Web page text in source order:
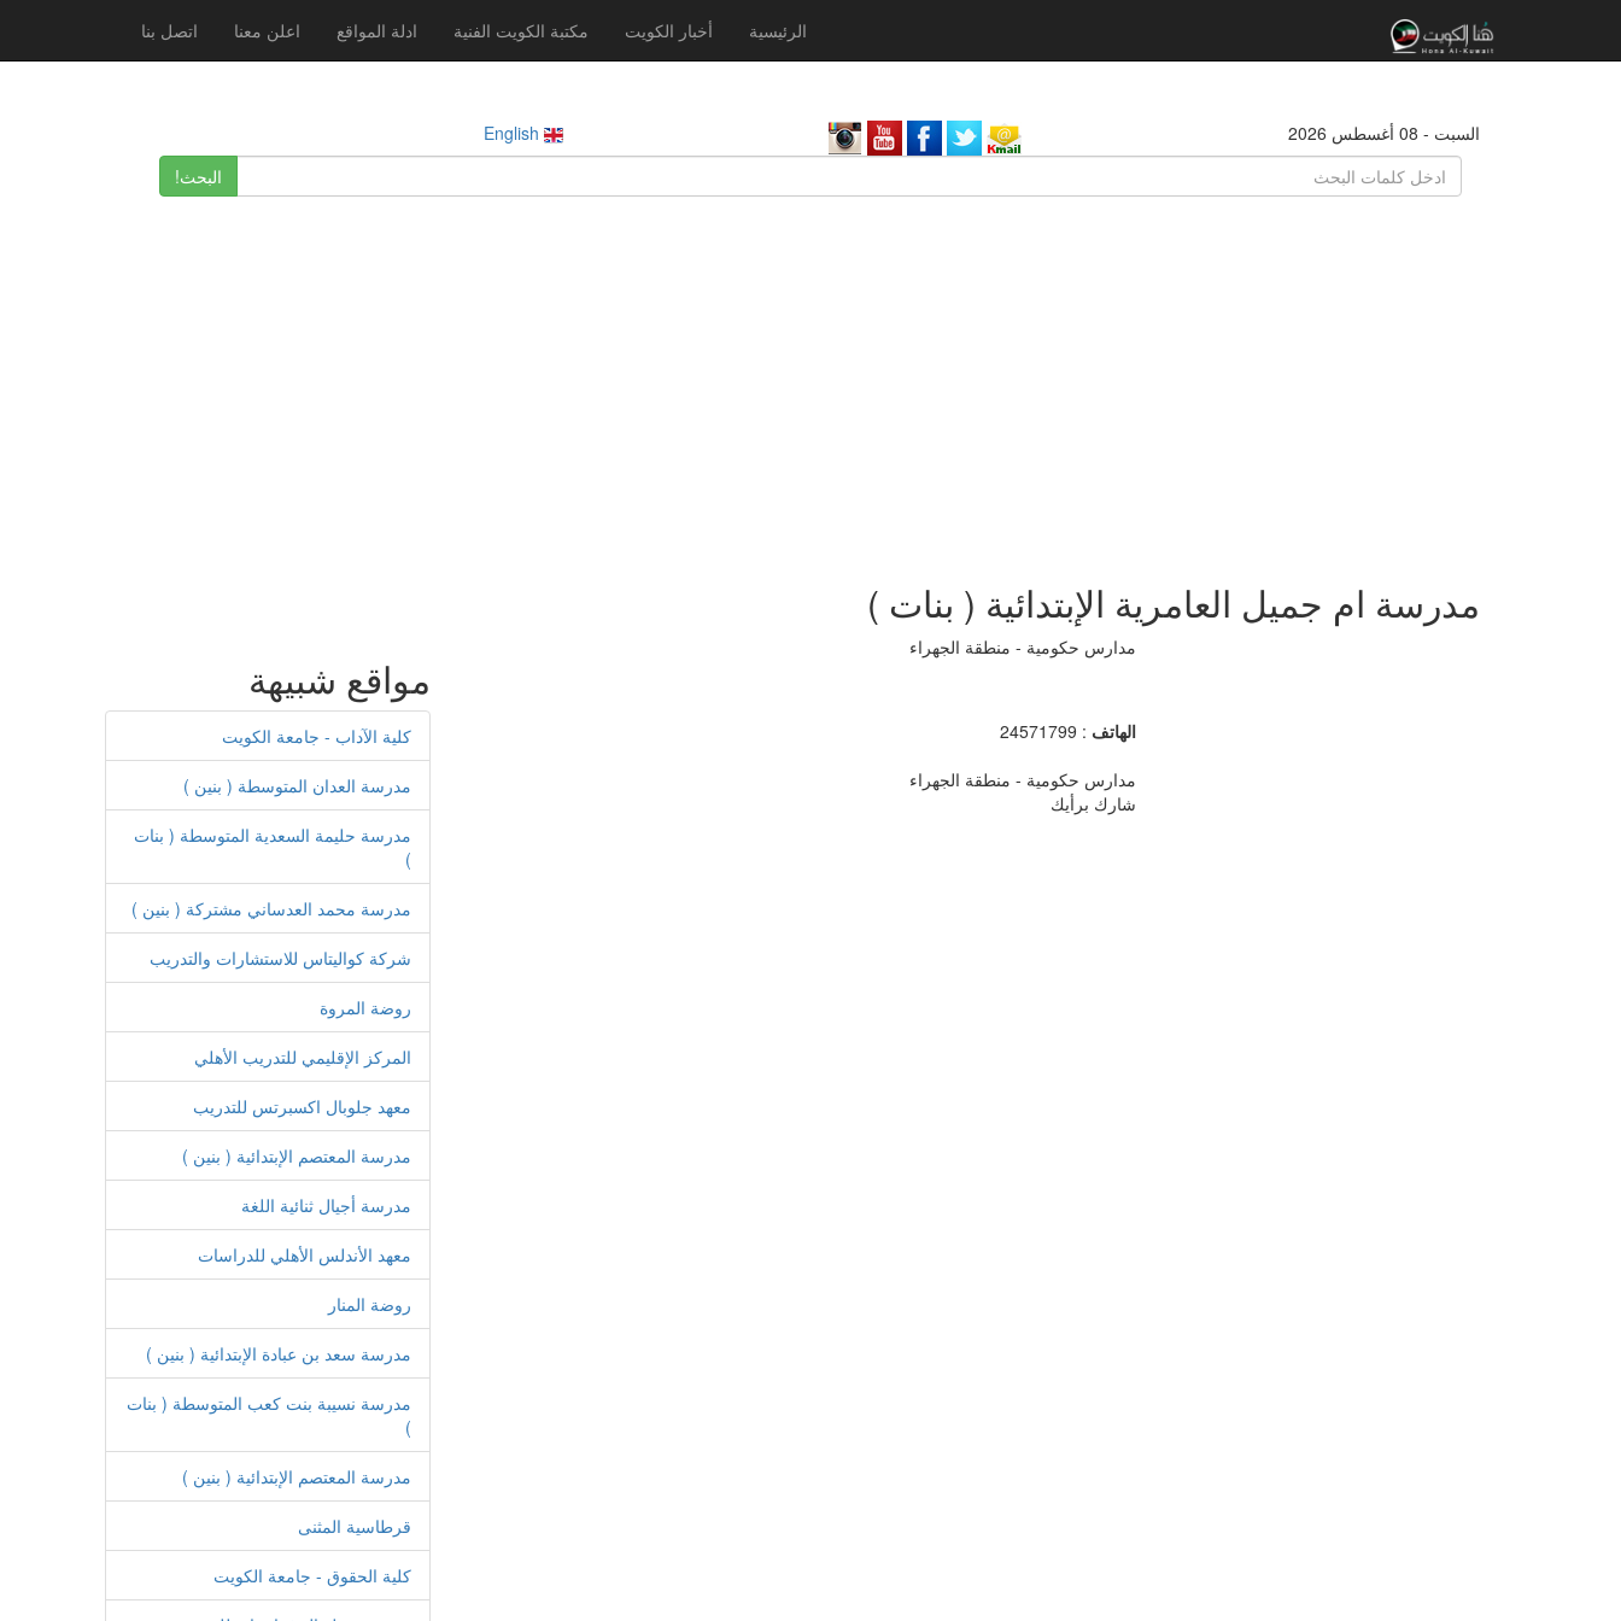
الرئيسية أخبار الكويت مكتبة الكويت الفنية ادلة المواقع اعلن معنا اتصل بنا
السبت - 08 أغسطس 2026
البحث!
مدرسة ام جميل العامرية الإبتدائية ( بنات )
مدارس حكومية - منطقة الجهراء
الهاتف : 24571799
مدارس حكومية - منطقة الجهراء
شارك برأيك
مواقع شبيهة
كلية الآداب - جامعة الكويت
مدرسة العدان المتوسطة ( بنين )
مدرسة حليمة السعدية المتوسطة ( بنات
)
مدرسة محمد العدساني مشتركة ( بنين )
شركة كواليتاس للاستشارات والتدريب
روضة المروة
المركز الإقليمي للتدريب الأهلي
معهد جلوبال اكسبرتس للتدريب
مدرسة المعتصم الإبتدائية ( بنين )
مدرسة أجيال ثنائية اللغة
معهد الأندلس الأهلي للدراسات
روضة المنار
مدرسة سعد بن عبادة الإبتدائية ( بنين )
مدرسة نسيبة بنت كعب المتوسطة ( بنات
)
مدرسة المعتصم الإبتدائية ( بنين )
قرطاسية المثنى
كلية الحقوق - جامعة الكويت